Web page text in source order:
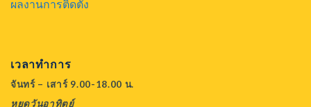
ผลงานการติดตั้ง
เวลาทำการ
จันทร์ – เสาร์ 9.00-18.00 น.
หยุดวันอาทิตย์